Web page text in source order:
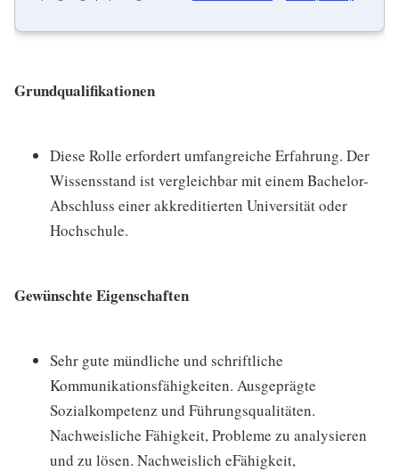
Grundqualifikationen
Diese Rolle erfordert umfangreiche Erfahrung. Der
Wissensstand ist vergleichbar mit einem Bachelor-
Abschluss einer akkreditierten Universität oder
Hochschule.
Gewünschte Eigenschaften
Sehr gute mündliche und schriftliche
Kommunikationsfähigkeiten. Ausgeprägte
Sozialkompetenz und Führungsqualitäten.
Nachweisliche Fähigkeit, Probleme zu analysieren
und zu lösen. Nachweislich eFähigkeit,